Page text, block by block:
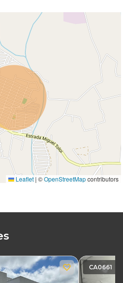
Leaflet | ©OpenStreetMapcontributors
CA0661